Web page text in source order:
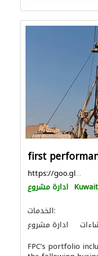
first
https://goo.gl/maps/GDChbNnWWbyDAW9f9
ادارة مشروع
الخدمات:
ادارة مشروع
المعدات الثقيلة
FPC’s portfolio